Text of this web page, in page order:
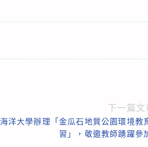
下一篇文
洋大學辦理「金瓜石地質公園環境教
習」，敬邀教師踴躍參